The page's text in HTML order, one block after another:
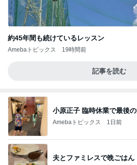
約45年間も続けているレッスン
Amebaトピックス 19時間前
記事を読む
小原正子 臨時休業で最後
Amebaトピックス 1日前
夫とファミレスで晩ごはん